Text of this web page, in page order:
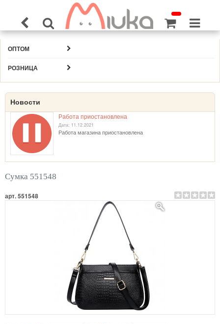
ОПТОМ
РОЗНИЦА
Новости
Работа приостановлена
Дата: 11.12.2021
Работа магазина приостановлена
Сумка 551548
арт. 551548